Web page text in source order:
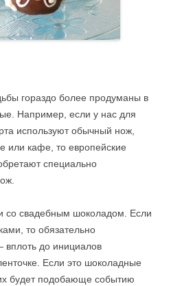
гораздо более продуманы в
Например, если у нас для
используют обычный нож,
или кафе, то европейские
специально
со свадебным шоколадом. Если
то обязательно
до инициалов
Если это шоколадные
будет подобающе событию